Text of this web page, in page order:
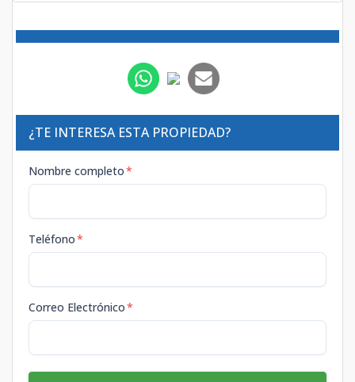
¿TE INTERESA ESTA PROPIEDAD?
Nombre completo*
Teléfono*
Correo Electrónico*